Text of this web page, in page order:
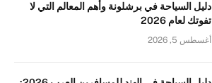
دليل السياحة في برشلونة وأهم المعالم التي لا
تفوتك لعام 2026
أغسطس 5, 2026